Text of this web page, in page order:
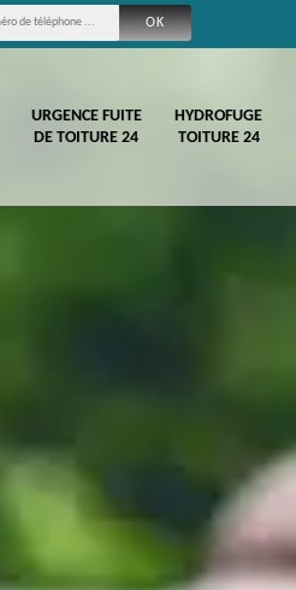
URGENCE FUITE
DE TOITURE 24
HYDROFUGE
TOITURE 24